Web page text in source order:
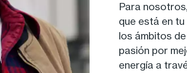
Para
que está en
los ámbitos
pasión por
energía a